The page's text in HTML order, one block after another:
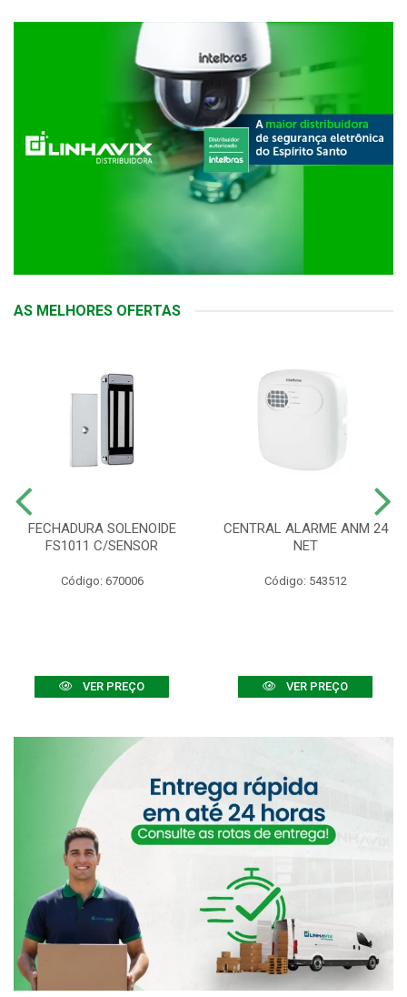
AS MELHORES OFERTAS
FECHADURA SOLENOIDE
FS1011 C/SENSOR
Código: 670006
VER PREÇO
CENTRAL ALARME ANM 24
NET
Código: 543512
VER PREÇO